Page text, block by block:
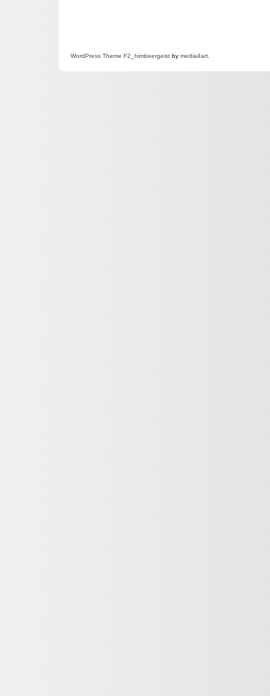
WordPress Theme F2 _himbeergeist by media4art